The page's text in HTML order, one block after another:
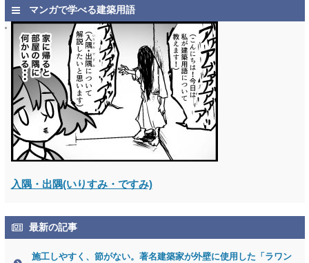
マンガで学べる建築用語
入隅・出隅(いりすみ・ですみ)
最新の記事
施工しやすく、節がない。著名建築家が外壁に使用した「ラワン